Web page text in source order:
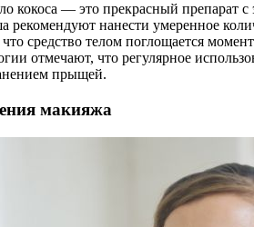
кокоса — это прекрасный препарат
рекомендуют нанести умеренное
средство телом поглощается
отмечают, что регулярное
прыщей.
макияжа